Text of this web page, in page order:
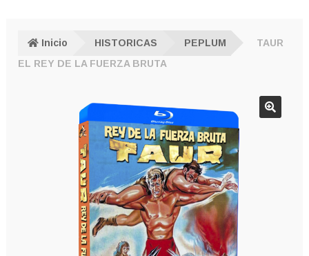
Inicio HISTORICAS PEPLUM
TAUR
EL REY DE LA FUERZA BRUTA